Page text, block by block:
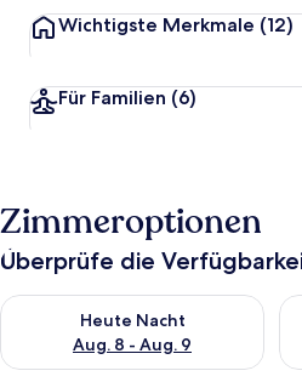
Wichtigste Merkmale (12)
Für Familien (6)
Zimmeroptionen
Überprüfe die
Heute Nacht
Aug. 8 - Aug. 9
Überprüfe die Verfügbarkeit für